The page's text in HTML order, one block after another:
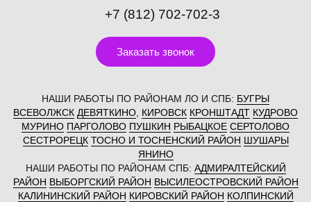
+7 (812) 702-702-3
Заказать звонок
НАШИ РАБОТЫ ПО РАЙОНАМ ЛО И СПБ: БУГРЫ
ВСЕВОЛЖСК ДЕВЯТКИНО КИРОВСК КРОНШТАДТ КУДРОВО
МУРИНО ПАРГОЛОВО ПУШКИН РЫБАЦКОЕ СЕРТОЛОВО
СЕСТРОРЕЦК ТОСНО И ТОСНЕНСКИЙ РАЙОН ШУШАРЫ
ЯНИНО
НАШИ РАБОТЫ ПО РАЙОНАМ СПБ: АДМИРАЛТЕЙСКИЙ
РАЙОН ВЫБОРГСКИЙ РАЙОН ВЫСИЛЕОСТРОВСКИЙ РАЙОН
КАЛИНИНСКИЙ РАЙОН КИРОВСКИЙ РАЙОН КОЛПИНСКИЙ